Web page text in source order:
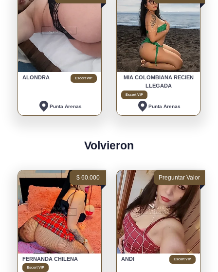
ALONDRA Escort VIP
Punta Arenas
MIA COLOMBIANA RECIEN
LLEGADA
Escort VIP
Punta Arenas
Volvieron
$ 60.000
FERNANDA CHILENA
Escort VIP
Preguntar Valor
ANDI Escort VIP